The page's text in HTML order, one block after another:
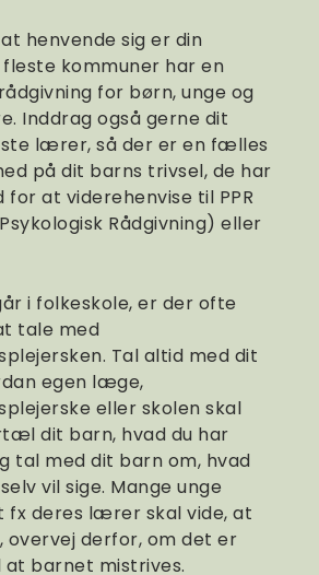
henvende sig er din
fleste kommuner har en
for børn, unge og
Inddrag også gerne dit
lærer, så der er en fælles
på dit barns trivsel, de har
for at viderehenvise til PPR
Rådgivning) eller
i folkeskole, er der ofte
tale med
Tal altid med dit
egen læge,
eller skolen skal
dit barn, hvad du har
tal med dit barn om, hvad
vil sige. Mange unge
fx deres lærer skal vide, at
overvej derfor, om det er
at barnet mistrives.